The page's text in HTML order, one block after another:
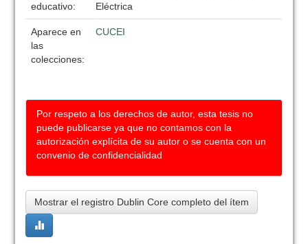
educativo:
Eléctrica
Aparece en
las
colecciones:
CUCEI
Por respeto a los derechos de autor, esta tesis no
puede publicarse ya que no contamos con la
autorización explícita de su autor o se cuenta con un
convenio de confidencialidad
Mostrar el registro Dublin Core completo del ítem